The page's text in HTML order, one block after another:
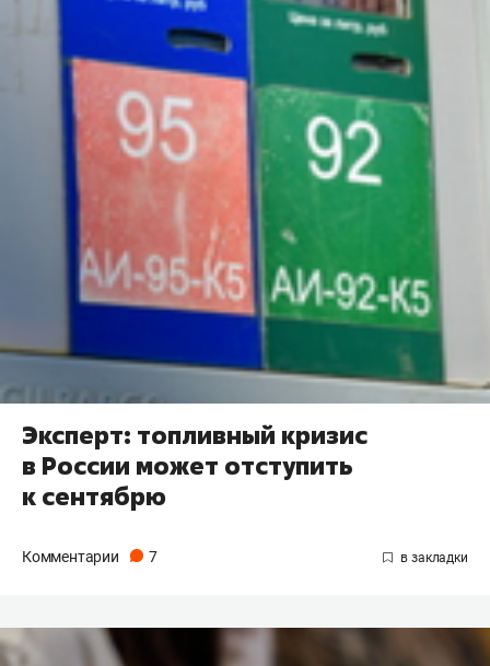
Эксперт: топливный кризис
в России может отступить
к сентябрю
Комментарии 7